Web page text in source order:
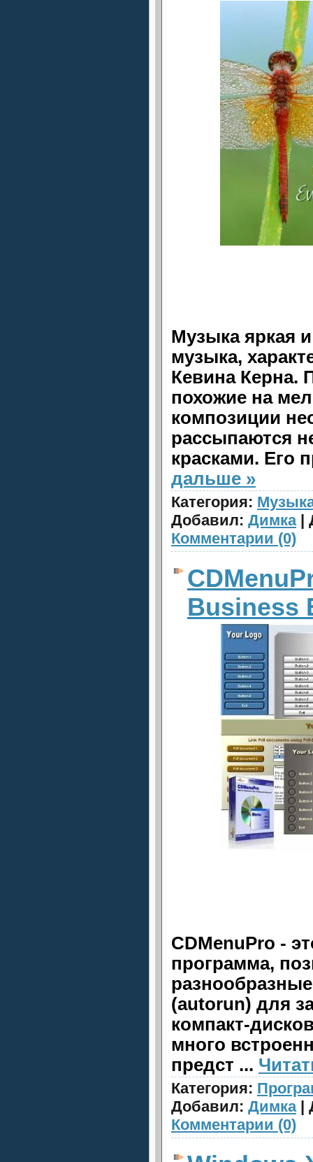
Музыка яркая
музыка,
Кевина Керна.
похожие на
композиции
рассыпаются
красками. Его
дальше »
Категория:
Добавил: Димка|
Комментарии (0)
Business
CDMenuPro -
программа,
(autorun) для
компакт-
много
предст ...
Категория:
Добавил: Димка|
Комментарии (0)